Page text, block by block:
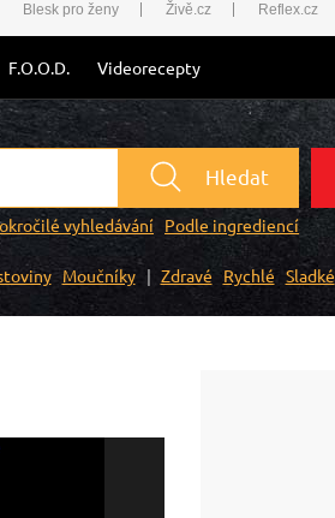
Blesk pro ženy Živě.cz Reflex.cz
F.O.O.D. Videorecepty
Hledat
vyhledávání Podle ingrediencí
Moučníky Zdravé Rychlé Sladké